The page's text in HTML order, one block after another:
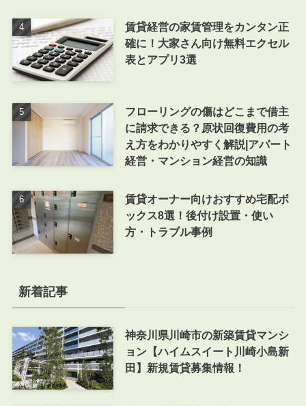
賃貸経営の家賃管理をカンタン正
確に！大家さん向け無料エクセル
表とアプリ3選
フローリングの傷はどこまで借主
に請求できる？原状回復費用の考
え方をわかりやすく解説|アパート
経営・マンション経営の知識
賃貸オーナー向けおすすめ宅配ボ
ックス8選！後付け設置・使い
方・トラブル事例
新着記事
神奈川県川崎市の新築賃貸マンシ
ョン【ハイムスイート川崎小島新
田】新規賃貸募集情報！